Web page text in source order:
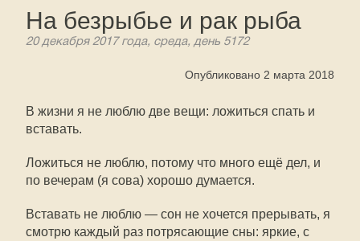
На безрыбье и рак рыба
20 декабря 2017 года, среда, день 5172
Опубликовано 2 марта 2018
В жизни я не люблю две вещи: ложиться спать и
вставать.
Ложиться не люблю, потому что много ещё дел, и
по вечерам (я сова) хорошо думается.
Вставать не люблю — сон не хочется прерывать, я
смотрю каждый раз потрясающие сны: яркие, с